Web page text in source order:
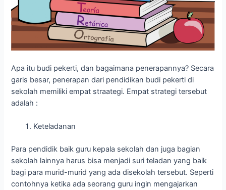
Apa itu budi pekerti, dan bagaimana penerapannya? Secara
garis besar, penerapan dari pendidikan budi pekerti di
sekolah memiliki empat straategi. Empat strategi tersebut
adalah :
Keteladanan
Para pendidik baik guru kepala sekolah dan juga bagian
sekolah lainnya harus bisa menjadi suri teladan yang baik
bagi para murid-murid yang ada disekolah tersebut. Seperti
contohnya ketika ada seorang guru ingin mengajarkan